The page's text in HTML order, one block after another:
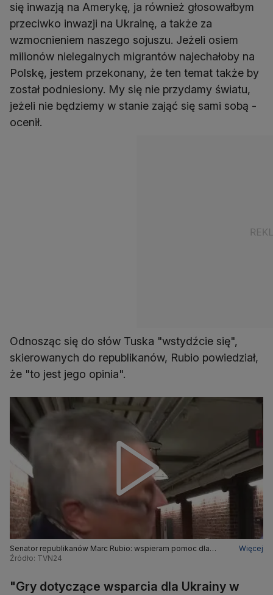
się inwazją na Amerykę, ja również głosowałbym
przeciwko inwazji na Ukrainę, a także za
wzmocnieniem naszego sojuszu. Jeżeli osiem
milionów nielegalnych migrantów najechałoby na
Polskę, jestem przekonany, że ten temat także by
został podniesiony. My się nie przydamy światu,
jeżeli nie będziemy w stanie zająć się sami sobą -
ocenił.
Odnosząc się do słów Tuska "wstydźcie się",
skierowanych do republikanów, Rubio powiedział,
że "to jest jego opinia".
Senator republikanów Marc Rubio: wspieram pomoc dla
Ukrainy, ale też jesteśmy celem inwazji
Więcej
Źródło: TVN24
"Gry dotyczące wsparcia dla Ukrainy w